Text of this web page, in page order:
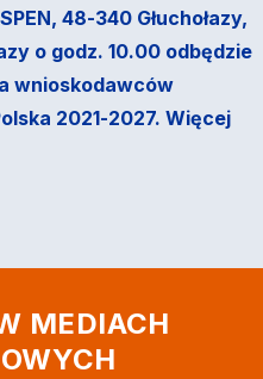
48-340 Głuchołazy,
o godz. 10.00 odbędzie
wnioskodawców
2021-2027. Więcej
MEDIACH